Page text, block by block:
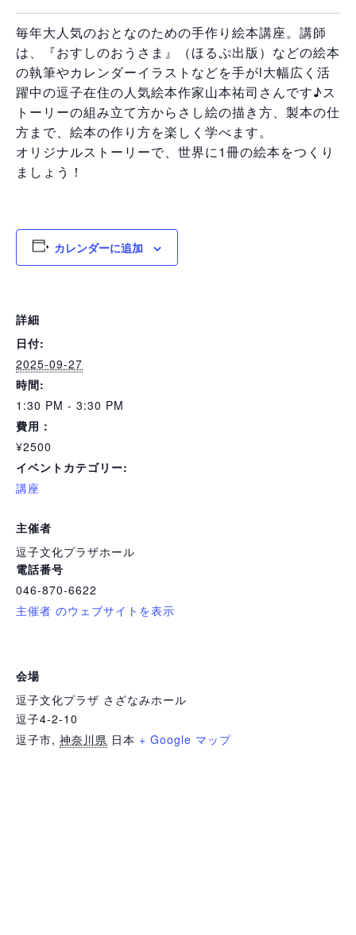
毎年大人気のおとなのための手作り絵本講座。講師
は、『おすしのおうさま』（ほるぷ出版）などの絵本
の執筆やカレンダーイラストなどを手がl大幅広く活
躍中の逗子在住の人気絵本作家山本祐司さんです♪ス
トーリーの組み立て方からさし絵の描き方、製本の仕
方まで、絵本の作り方を楽しく学べます。
オリジナルストーリーで、世界に1冊の絵本をつくり
ましょう！
カレンダーに追加
詳細
日付:
2025-09-27
時間:
1:30 PM - 3:30 PM
費用：
¥2500
イベントカテゴリー:
講座
主催者
逗子文化プラザホール
電話番号
046-870-6622
主催者 のウェブサイトを表示
会場
逗子文化プラザ さざなみホール
逗子4-2-10
逗子市, 神奈川県 日本 + Google マップ